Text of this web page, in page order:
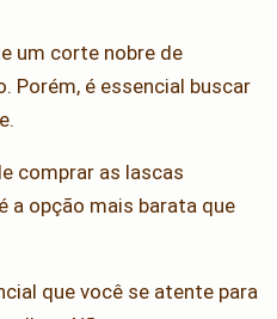
um corte nobre de
Porém, é essencial buscar
comprar as lascas
a opção mais barata que
que você se atente para